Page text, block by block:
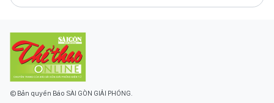
© Bản quyền Báo SÀI GÒN GIẢI PHÓNG.